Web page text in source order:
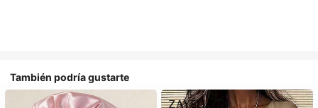
También podría gustarte